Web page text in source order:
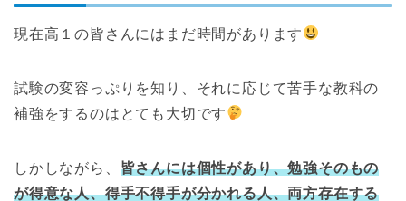
現在高１の皆さんにはまだ時間があります
試験の変容っぷりを知り、それに応じて苦手な教科の
補強をするのはとても大切です
しかしながら、 皆さんには個性があり、勉強そのもの
が得意な人、得手不得手が分かれる人、両方存在する